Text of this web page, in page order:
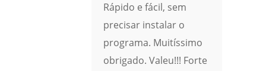
Rápido e fácil, sem
precisar instalar o
programa. Muitíssimo
obrigado. Valeu!!! Forte